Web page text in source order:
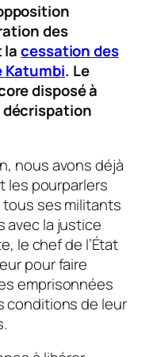
des
lacessation des
Katumbi. Le
disposé à
décrispation
nous avons déjà
les pourparlers
tous ses militants
avec la justice
le chef de l’État
pour faire
emprisonnées
conditions de leur